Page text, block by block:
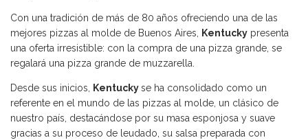
Con una tradición de más de 80 años ofreciendo una de las
mejores pizzas al molde de Buenos Aires, Kentucky presenta
una oferta irresistible: con la compra de una pizza grande, se
regalará una pizza grande de muzzarella.
Desde sus inicios, Kentuckyse ha consolidado como un
referente en el mundo de las pizzas al molde, un clásico de
nuestro país, destacándose por su masa esponjosa y suave
gracias a su proceso de leudado, su salsa preparada con